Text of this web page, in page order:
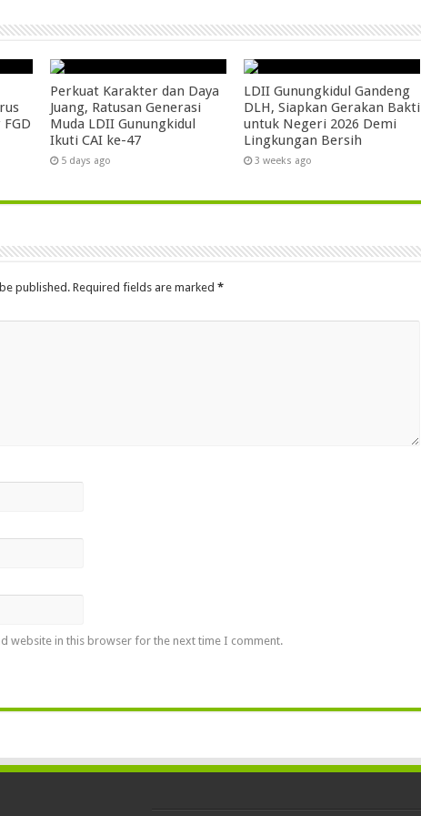
Perkuat Karakter dan Daya
Juang, Ratusan Generasi
Muda LDII Gunungkidul
Ikuti CAI ke-47
5 days ago
LDII Gunungkidul Gandeng
DLH, Siapkan Gerakan Bakti
untuk Negeri 2026 Demi
Lingkungan Bersih
3 weeks ago
published. Required fields are marked *
website in this browser for the next time I comment.